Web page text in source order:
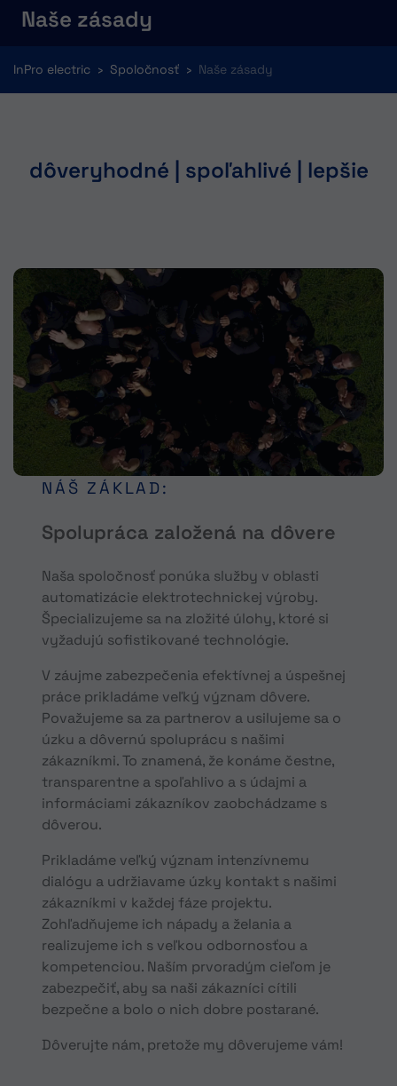
Naše zásady
InPro electric Spoločnosť Naše zásady
dôveryhodné | spoľahlivé | lepšie
NÁŠ ZÁKLAD:
Spolupráca založená na dôvere
Naša spoločnosť ponúka služby v oblasti
automatizácie elektrotechnickej výroby.
Špecializujeme sa na zložité úlohy, ktoré si
vyžadujú sofistikované technológie.
V záujme zabezpečenia efektívnej a úspešnej
práce prikladáme veľký význam dôvere.
Považujeme sa za partnerov a usilujeme sa o
úzku a dôvernú spoluprácu s našimi
zákazníkmi. To znamená, že konáme čestne,
transparentne a spoľahlivo a s údajmi a
informáciami zákazníkov zaobchádzame s
dôverou.
Prikladáme veľký význam intenzívnemu
dialógu a udržiavame úzky kontakt s našimi
zákazníkmi v každej fáze projektu.
Zohľadňujeme ich nápady a želania a
realizujeme ich s veľkou odbornosťou a
kompetenciou. Naším prvoradým cieľom je
zabezpečiť, aby sa naši zákazníci cítili
bezpečne a bolo o nich dobre postarané.
Dôverujte nám, pretože my dôverujeme vám!